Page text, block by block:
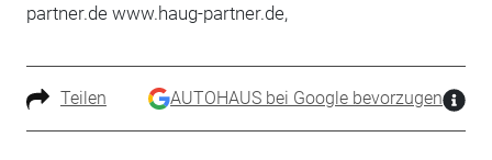
partner.de www.haug-partner.de,
Teilen AUTOHAUS bei Google bevorzugen